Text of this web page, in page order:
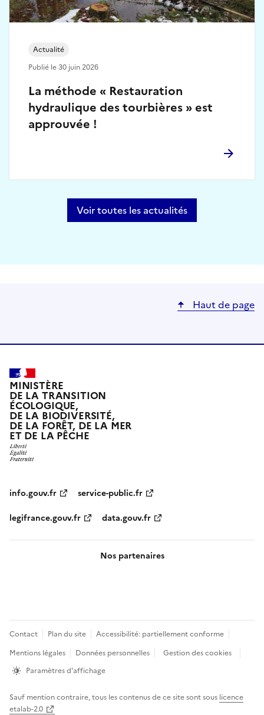
La méthode « Restauration
hydraulique des tourbières » est
approuvée !
Actualité
Publié le 30 juin 2026
Voir toutes les actualités
Haut de page
MINISTÈRE
DE LA TRANSITION
ÉCOLOGIQUE,
DE LA BIODIVERSITÉ,
DE LA FORÊT, DE LA MER
ET DE LA PÊCHE
info.gouv.fr
service-public.fr
legifrance.gouv.fr
data.gouv.fr
Nos partenaires
Pied
de
page
Contact Plan du site
Accessibilité: partiellement conforme
Mentions légales
Données personnelles
Gestion des cookies
Paramètres d'affichage
Sauf mention contraire, tous les contenus de ce site sont sous licence
etalab-2.0